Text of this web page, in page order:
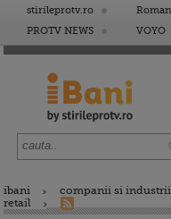
stirileprotv.ro
PROTV NEWS
VOYO
ibani
companii si industrii
retail